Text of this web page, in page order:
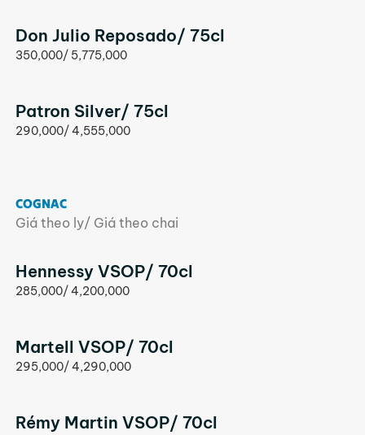
Don Julio Reposado/ 75cl
350,000/ 5,775,000
Patron Silver/ 75cl
290,000/ 4,555,000
COGNAC
Giá theo ly/ Giá theo chai
Hennessy VSOP/ 70cl
285,000/ 4,200,000
Martell VSOP/ 70cl
295,000/ 4,290,000
Rémy Martin VSOP/ 70cl